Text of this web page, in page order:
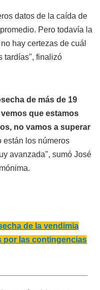
datos de la caída de
Pero todavía la
hay certezas de cuál
tardías", finalizó
de más de 19
que estamos
no vamos a superar
están los números
avanzada", sumó José
de la vendimia
por las contingencias